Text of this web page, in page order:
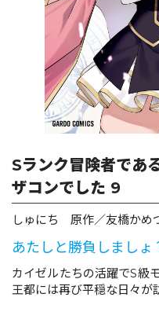
ロ
Sランク冒険者であ
ザコンでした 9
しゅにち 原作／友橋かめ
あたしと勝負しましょ
カイゼルたちの活躍でS級
王都には再び平穏な日々が